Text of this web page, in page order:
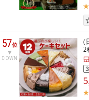
57位
DOWN
(
2